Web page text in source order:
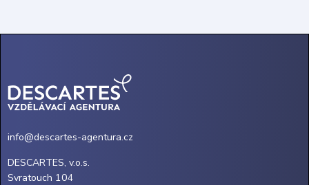
info@descartes-agentura.cz
DESCARTES, v.o.s.
Svratouch 104